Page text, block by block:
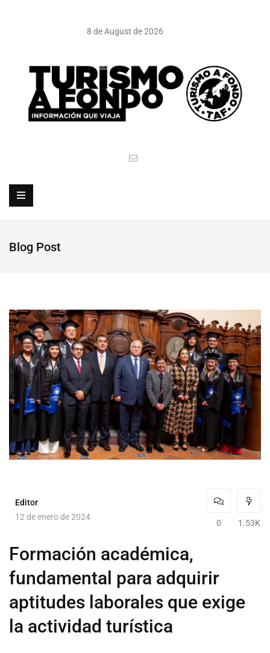
8 de August de 2026
Blog Post
Editor
12 de enero de 2024
0 1.53K
Formación académica,
fundamental para adquirir
aptitudes laborales que exige
la actividad turística